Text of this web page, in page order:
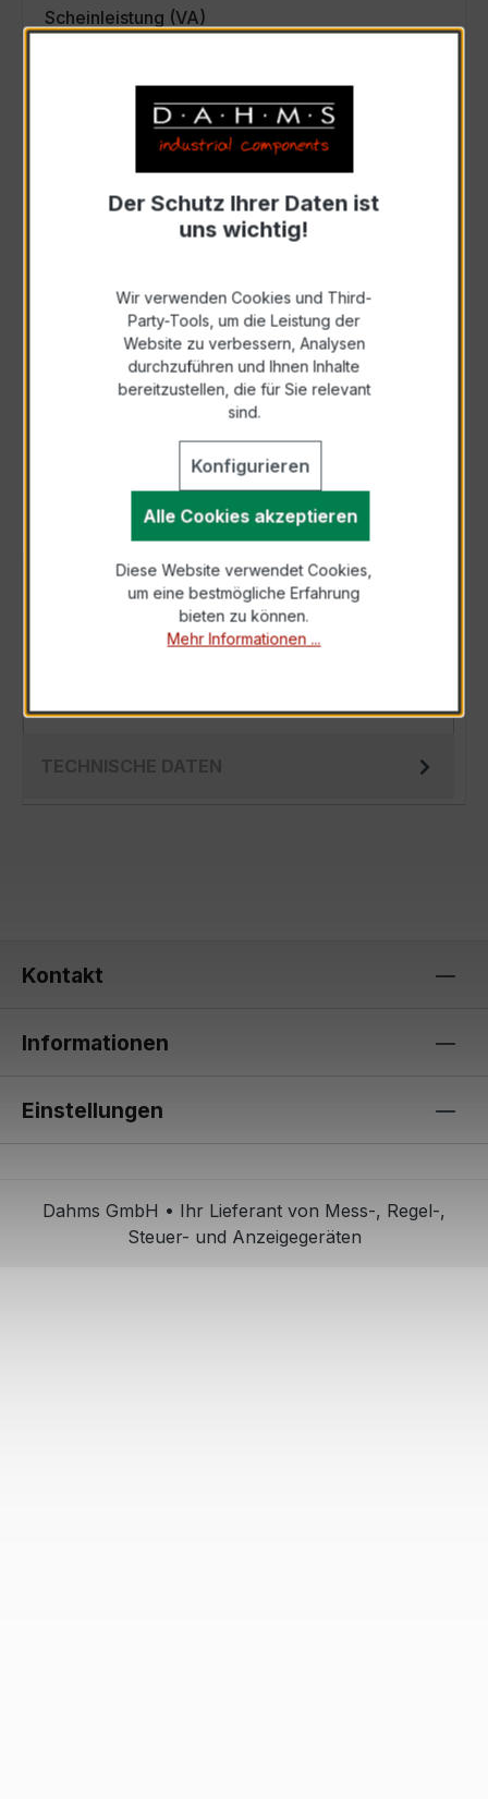
Scheinleistung (VA)
Auswahl zurücksetzen
30228
Zur Sammelanfrage hinzufügen
Anfrage telefonisch
Als PDF exportieren
BESCHREIBUNG
Der Wickelstromwandler WSK 30 20/1A 5VA
Kl.1 ist ein kompakter, hochpräziser
TECHNISCHE DATEN
Kontakt
Informationen
Einstellungen
Dahms GmbH • Ihr Lieferant von Mess-, Regel-,
Steuer- und Anzeigegeräten
Der Schutz Ihrer Daten ist
uns wichtig!
Wir verwenden Cookies und Third-
Party-Tools, um die Leistung der
Website zu verbessern, Analysen
durchzuführen und Ihnen Inhalte
bereitzustellen, die für Sie relevant
sind.
Konfigurieren
Alle Cookies akzeptieren
Diese Website verwendet Cookies,
um eine bestmögliche Erfahrung
bieten zu können.
Mehr Informationen ...